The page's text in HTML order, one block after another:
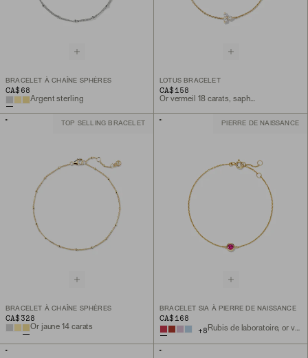
BRACELET À CHAÎNE SPHÈRES
CA$68
Argent sterling
LOTUS BRACELET
CA$158
TOP SELLING BRACELET
BRACELET À CHAÎNE SPHÈRES
CA$328
Or jaune 14 carats
PIERRE DE NAISSANCE
BRACELET SIA À PIERRE DE NAISSANCE
CA$168
+8 Rubis de laboratoire, or vermeil 18 carats